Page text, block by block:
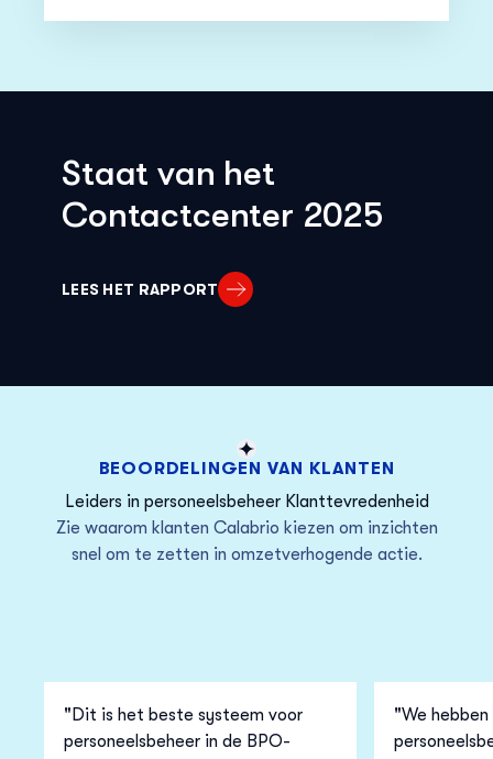
Staat van het
Contactcenter 2025
LEES HET RAPPORT
BEOORDELINGEN VAN KLANTEN
Leiders in personeelsbeheer Klanttevredenheid
Zie waarom klanten Calabrio kiezen om inzichten
snel om te zetten in omzetverhogende actie.
"Dit is het beste systeem voor
personeelsbeheer in de BPO-
"We